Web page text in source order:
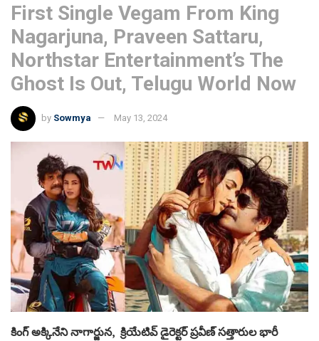
First Single Vegam From King
Nagarjuna, Praveen Sattaru,
Northstar Entertainment’s The
Ghost Is Out, Telugu World Now
by Sowmya May 13, 2024
కింగ్ అక్కినేని నాగార్జున, క్రియేటివ్ డైరెక్టర్ ప్రవీణ్ సత్తారుల భారీ